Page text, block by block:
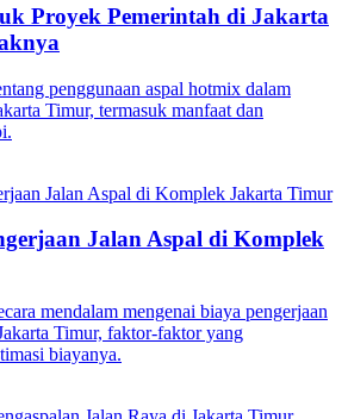
Proyek Pemerintah di Jakarta
penggunaan aspal hotmix dalam
Timur, termasuk manfaat dan
Jalan Aspal di Komplek
mendalam mengenai biaya pengerjaan
Timur, faktor-faktor yang
biayanya.